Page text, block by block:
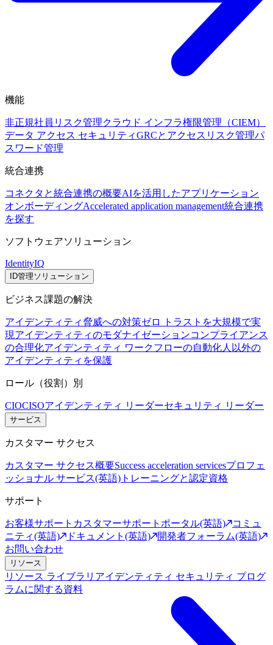
機能
非正規社員リスク管理クラウド インフラ権限管理（CIEM）
データ アクセス セキュリティGRCとアクセスリスク管理パ
スワード管理
統合連携
コネクタと統合連携の概要AIを活用したアプリケーション
オンボーディングAccelerated application management統合連携
を探す
ソフトウェアソリューション
IdentityIQ
ID管理ソリューション
ビジネス課題の解決
アイデンティティ脅威への対策ゼロ トラストを大規模で実
現アイデンティティのモダナイゼーションコンプライアンス
の合理化アイデンティティ ワークフローの自動化人以外の
アイデンティティを保護
ロール（役割）別
CIOCISOアイデンティティ リーダーセキュリティ リーダー
サービス
カスタマー サクセス
カスタマー サクセス概要Success acceleration servicesプロフェ
ッショナル サービス(英語) トレーニングと認定資格
サポート
お客様サポート カスタマーサポートポータル(英語)
コミュ
ニティ(英語)
ドキュメント(英語)
開発者フォーラム(英語)
お問い合わせ
リソース
リソース ライブラリ アイデンティティ セキュリティ プログ
ラムに関する資料